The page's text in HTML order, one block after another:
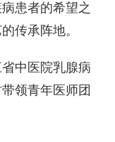
患者的希望之
传承阵地。
中医院乳腺病
领青年医师团